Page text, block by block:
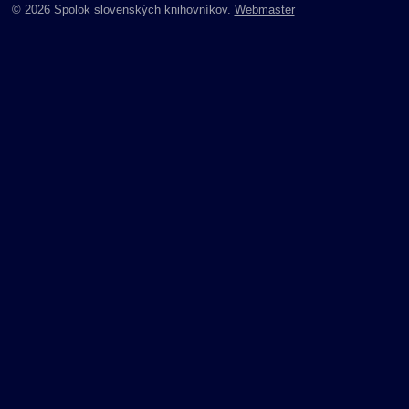
© 2026 Spolok slovenských knihovníkov. Webmaster